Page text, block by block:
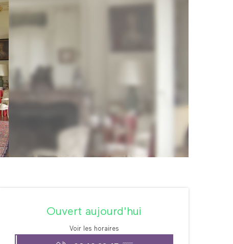
Ouverture et
Ouvert aujourd'hui
Voir les horaires